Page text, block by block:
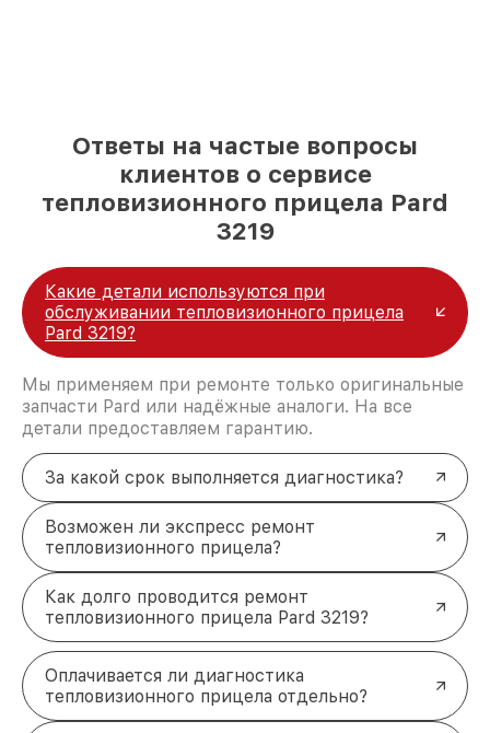
Ответы на частые вопросы
клиентов о сервисе
тепловизионного прицела Pard
3219
Какие детали используются при
обслуживании тепловизионного прицела
Pard 3219?
Мы применяем при ремонте только оригинальные
запчасти Pard или надёжные аналоги. На все
детали предоставляем гарантию.
За какой срок выполняется диагностика?
Возможен ли экспресс ремонт
тепловизионного прицела?
Как долго проводится ремонт
тепловизионного прицела Pard 3219?
Оплачивается ли диагностика
тепловизионного прицела отдельно?